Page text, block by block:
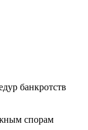
банкротств
спорам